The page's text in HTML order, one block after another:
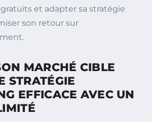
et adapter sa stratégie
son retour sur
MARCHÉ CIBLE
STRATÉGIE
EFFICACE AVEC UN